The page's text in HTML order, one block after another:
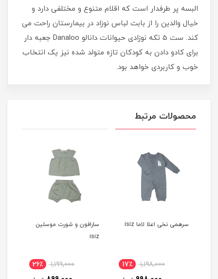
البسه پر طرفدار است که اقلام متنوع و مختلفی دارد و
خیال والدین را از بابت لباس نوزاد در بیمارستان راحت می
کند. ست 5 تکه نوزادی حیوانات دانالو Danaloo جعبه دار
برای کادو دادن به کودکان تازه متولد شده نیز یک انتخاب
خوب و کاربردی خواهد بود.
محصولات مرتبط
سرهمی نخی اعلا لاما isiz
1,198,000 17٪
سارافون و شورت موسلین
isiz
1,199,000 26٪